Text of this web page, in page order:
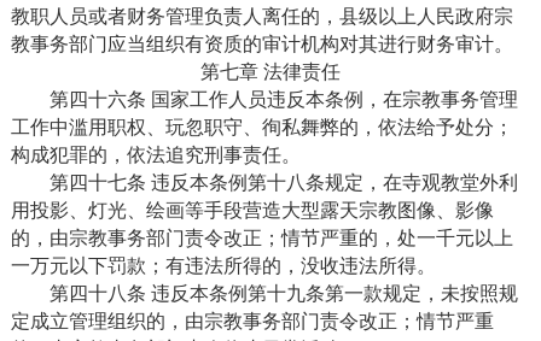
教职人员或者财务管理负责人离任的，县级以上人民政府宗
教事务部门应当组织有资质的审计机构对其进行财务审计。
第七章 法律责任
第四十六条 国家工作人员违反本条例，在宗教事务管理
工作中滥用职权、玩忽职守、徇私舞弊的，依法给予处分；
构成犯罪的，依法追究刑事责任。
第四十七条 违反本条例第十八条规定，在寺观教堂外利
用投影、灯光、绘画等手段营造大型露天宗教图像、影像
的，由宗教事务部门责令改正；情节严重的，处一千元以上
一万元以下罚款；有违法所得的，没收违法所得。
第四十八条 违反本条例第十九条第一款规定，未按照规
定成立管理组织的，由宗教事务部门责令改正；情节严重